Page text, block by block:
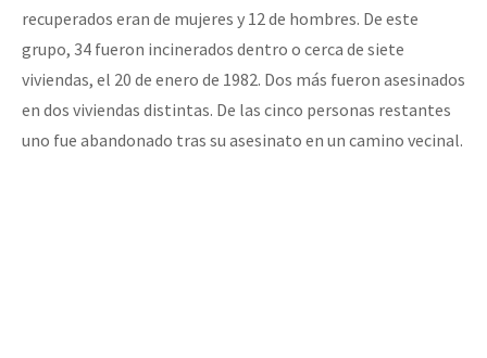
recuperados eran de mujeres y 12 de hombres. De este
grupo, 34 fueron incinerados dentro o cerca de siete
viviendas, el 20 de enero de 1982. Dos más fueron asesinados
en dos viviendas distintas. De las cinco personas restantes
uno fue abandonado tras su asesinato en un camino vecinal.